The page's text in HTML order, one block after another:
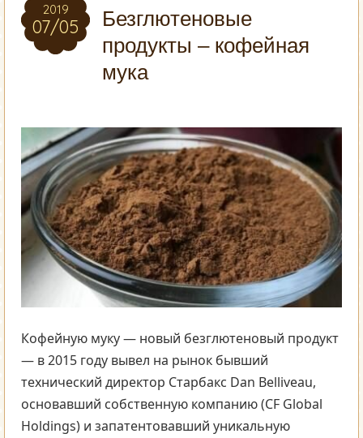
2019
07/05
2019
07/05
Безглютеновые
продукты – кофейная
мука
Кофейную муку — новый безглютеновый продукт
— в 2015 году вывел на рынок бывший
технический директор Старбакс Dan Belliveau,
основавший собственную компанию (CF Global
Holdings) и запатентовавший уникальную